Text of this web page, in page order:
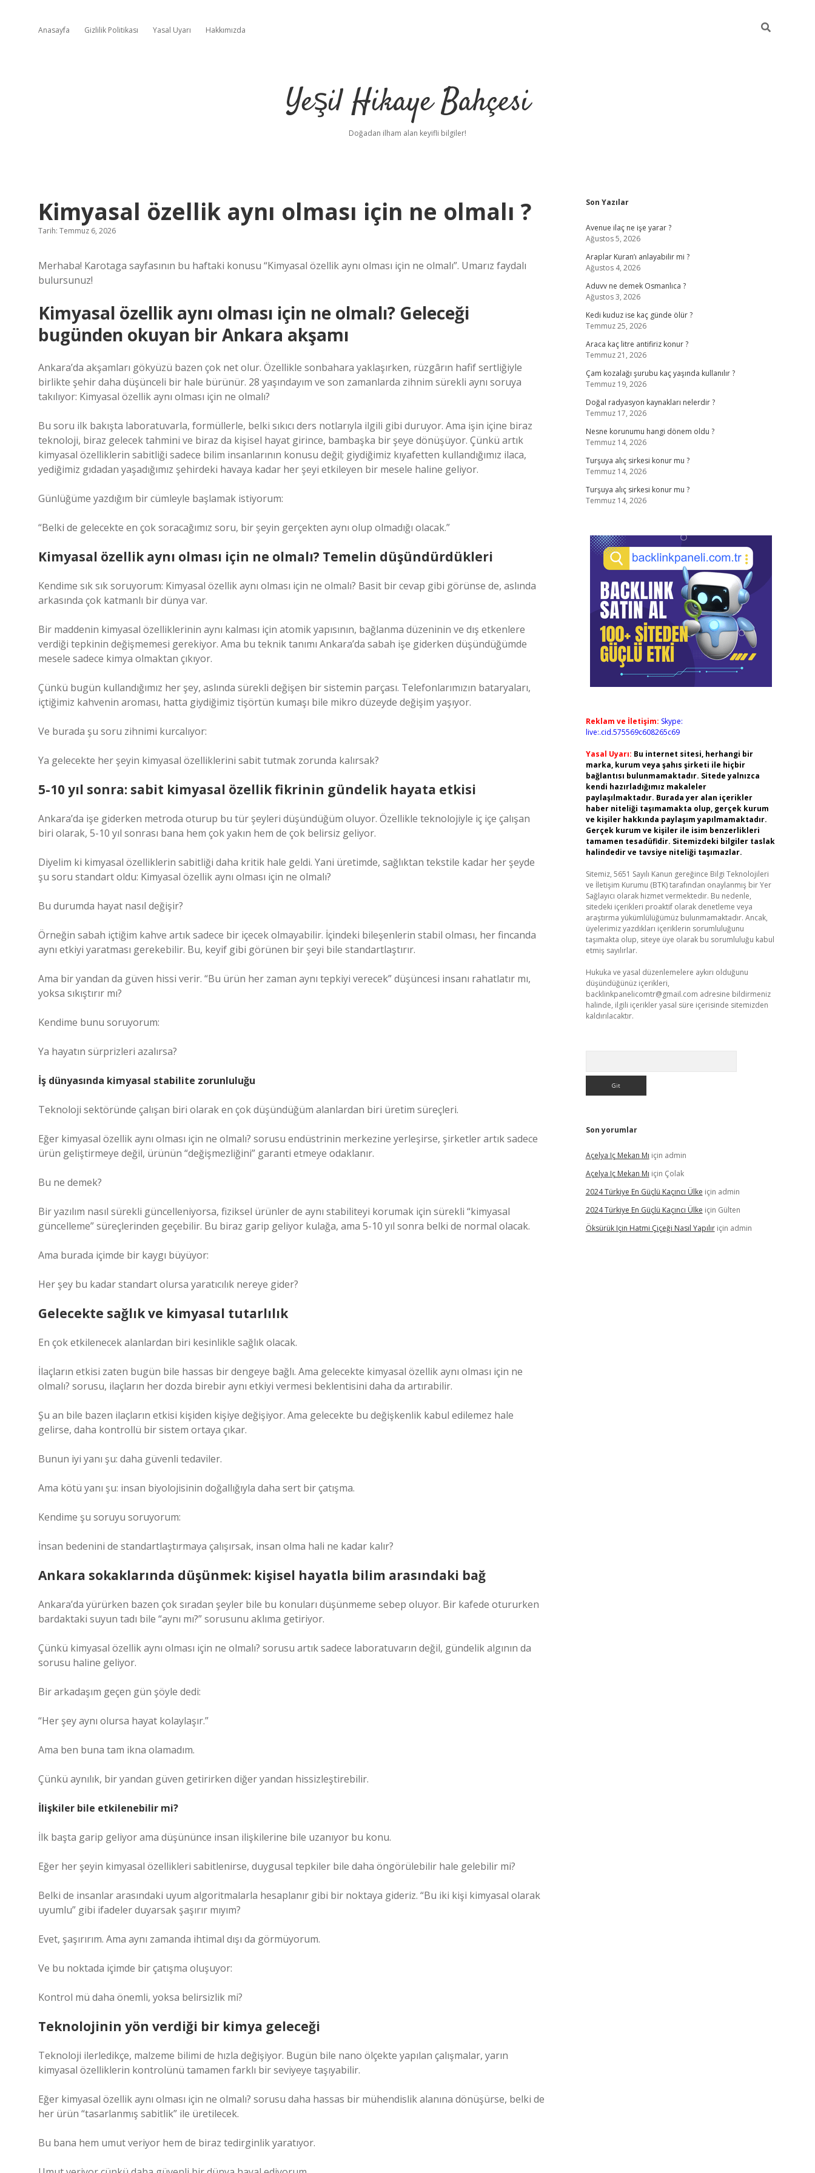
Anasayfa Gizlilik Politikası Yasal Uyarı Hakkımızda
Yeşil Hikaye Bahçesi
Doğadan ilham alan keyifli bilgiler!
Kimyasal özellik aynı olması için ne olmalı ?
Tarih: Temmuz 6, 2026
Merhaba! Karotaga sayfasının bu haftaki konusu “Kimyasal özellik aynı olması için ne olmalı”. Umarız faydalı
bulursunuz!
Kimyasal özellik aynı olması için ne olmalı? Geleceği
bugünden okuyan bir Ankara akşamı
Ankara’da akşamları gökyüzü bazen çok net olur. Özellikle sonbahara yaklaşırken, rüzgârın hafif sertliğiyle
birlikte şehir daha düşünceli bir hale bürünür. 28 yaşındayım ve son zamanlarda zihnim sürekli aynı soruya
takılıyor: Kimyasal özellik aynı olması için ne olmalı?
Bu soru ilk bakışta laboratuvarla, formüllerle, belki sıkıcı ders notlarıyla ilgili gibi duruyor. Ama işin içine biraz
teknoloji, biraz gelecek tahmini ve biraz da kişisel hayat girince, bambaşka bir şeye dönüşüyor. Çünkü artık
kimyasal özelliklerin sabitliği sadece bilim insanlarının konusu değil; giydiğimiz kıyafetten kullandığımız ilaca,
yediğimiz gıdadan yaşadığımız şehirdeki havaya kadar her şeyi etkileyen bir mesele haline geliyor.
Günlüğüme yazdığım bir cümleyle başlamak istiyorum:
“Belki de gelecekte en çok soracağımız soru, bir şeyin gerçekten aynı olup olmadığı olacak.”
Kimyasal özellik aynı olması için ne olmalı? Temelin düşündürdükleri
Kendime sık sık soruyorum: Kimyasal özellik aynı olması için ne olmalı? Basit bir cevap gibi görünse de, aslında
arkasında çok katmanlı bir dünya var.
Bir maddenin kimyasal özelliklerinin aynı kalması için atomik yapısının, bağlanma düzeninin ve dış etkenlere
verdiği tepkinin değişmemesi gerekiyor. Ama bu teknik tanımı Ankara’da sabah işe giderken düşündüğümde
mesele sadece kimya olmaktan çıkıyor.
Çünkü bugün kullandığımız her şey, aslında sürekli değişen bir sistemin parçası. Telefonlarımızın bataryaları,
içtiğimiz kahvenin aroması, hatta giydiğimiz tişörtün kumaşı bile mikro düzeyde değişim yaşıyor.
Ve burada şu soru zihnimi kurcalıyor:
Ya gelecekte her şeyin kimyasal özelliklerini sabit tutmak zorunda kalırsak?
5-10 yıl sonra: sabit kimyasal özellik fikrinin gündelik hayata etkisi
Ankara’da işe giderken metroda oturup bu tür şeyleri düşündüğüm oluyor. Özellikle teknolojiyle iç içe çalışan
biri olarak, 5-10 yıl sonrası bana hem çok yakın hem de çok belirsiz geliyor.
Diyelim ki kimyasal özelliklerin sabitliği daha kritik hale geldi. Yani üretimde, sağlıktan tekstile kadar her şeyde
şu soru standart oldu: Kimyasal özellik aynı olması için ne olmalı?
Bu durumda hayat nasıl değişir?
Örneğin sabah içtiğim kahve artık sadece bir içecek olmayabilir. İçindeki bileşenlerin stabil olması, her fincanda
aynı etkiyi yaratması gerekebilir. Bu, keyif gibi görünen bir şeyi bile standartlaştırır.
Ama bir yandan da güven hissi verir. “Bu ürün her zaman aynı tepkiyi verecek” düşüncesi insanı rahatlatır mı,
yoksa sıkıştırır mı?
Kendime bunu soruyorum:
Ya hayatın sürprizleri azalırsa?
İş dünyasında kimyasal stabilite zorunluluğu
Teknoloji sektöründe çalışan biri olarak en çok düşündüğüm alanlardan biri üretim süreçleri.
Eğer kimyasal özellik aynı olması için ne olmalı? sorusu endüstrinin merkezine yerleşirse, şirketler artık sadece
ürün geliştirmeye değil, ürünün “değişmezliğini” garanti etmeye odaklanır.
Bu ne demek?
Bir yazılım nasıl sürekli güncelleniyorsa, fiziksel ürünler de aynı stabiliteyi korumak için sürekli “kimyasal
güncelleme” süreçlerinden geçebilir. Bu biraz garip geliyor kulağa, ama 5-10 yıl sonra belki de normal olacak.
Ama burada içimde bir kaygı büyüyor:
Her şey bu kadar standart olursa yaratıcılık nereye gider?
Gelecekte sağlık ve kimyasal tutarlılık
En çok etkilenecek alanlardan biri kesinlikle sağlık olacak.
İlaçların etkisi zaten bugün bile hassas bir dengeye bağlı. Ama gelecekte kimyasal özellik aynı olması için ne
olmalı? sorusu, ilaçların her dozda birebir aynı etkiyi vermesi beklentisini daha da artırabilir.
Şu an bile bazen ilaçların etkisi kişiden kişiye değişiyor. Ama gelecekte bu değişkenlik kabul edilemez hale
gelirse, daha kontrollü bir sistem ortaya çıkar.
Bunun iyi yanı şu: daha güvenli tedaviler.
Ama kötü yanı şu: insan biyolojisinin doğallığıyla daha sert bir çatışma.
Kendime şu soruyu soruyorum:
İnsan bedenini de standartlaştırmaya çalışırsak, insan olma hali ne kadar kalır?
Ankara sokaklarında düşünmek: kişisel hayatla bilim arasındaki bağ
Ankara’da yürürken bazen çok sıradan şeyler bile bu konuları düşünmeme sebep oluyor. Bir kafede otururken
bardaktaki suyun tadı bile “aynı mı?” sorusunu aklıma getiriyor.
Çünkü kimyasal özellik aynı olması için ne olmalı? sorusu artık sadece laboratuvarın değil, gündelik algının da
sorusu haline geliyor.
Bir arkadaşım geçen gün şöyle dedi:
“Her şey aynı olursa hayat kolaylaşır.”
Ama ben buna tam ikna olamadım.
Çünkü aynılık, bir yandan güven getirirken diğer yandan hissizleştirebilir.
İlişkiler bile etkilenebilir mi?
İlk başta garip geliyor ama düşününce insan ilişkilerine bile uzanıyor bu konu.
Eğer her şeyin kimyasal özellikleri sabitlenirse, duygusal tepkiler bile daha öngörülebilir hale gelebilir mi?
Belki de insanlar arasındaki uyum algoritmalarla hesaplanır gibi bir noktaya gideriz. “Bu iki kişi kimyasal olarak
uyumlu” gibi ifadeler duyarsak şaşırır mıyım?
Evet, şaşırırım. Ama aynı zamanda ihtimal dışı da görmüyorum.
Ve bu noktada içimde bir çatışma oluşuyor:
Kontrol mü daha önemli, yoksa belirsizlik mi?
Teknolojinin yön verdiği bir kimya geleceği
Teknoloji ilerledikçe, malzeme bilimi de hızla değişiyor. Bugün bile nano ölçekte yapılan çalışmalar, yarın
kimyasal özelliklerin kontrolünü tamamen farklı bir seviyeye taşıyabilir.
Eğer kimyasal özellik aynı olması için ne olmalı? sorusu daha hassas bir mühendislik alanına dönüşürse, belki de
her ürün “tasarlanmış sabitlik” ile üretilecek.
Bu bana hem umut veriyor hem de biraz tedirginlik yaratıyor.
Sidebar
Son Yazılar
Avenue ilaç ne işe yarar ?
Ağustos 5, 2026
Araplar Kuran’ı anlayabilir mi ?
Ağustos 4, 2026
Aduvv ne demek Osmanlıca ?
Ağustos 3, 2026
Kedi kuduz ise kaç günde ölür ?
Temmuz 25, 2026
Araca kaç litre antifiriz konur ?
Temmuz 21, 2026
Çam kozalağı şurubu kaç yaşında kullanılır ?
Temmuz 19, 2026
Doğal radyasyon kaynakları nelerdir ?
Temmuz 17, 2026
Nesne korunumu hangi dönem oldu ?
Temmuz 14, 2026
Turşuya alıç sirkesi konur mu ?
Temmuz 14, 2026
Turşuya alıç sirkesi konur mu ?
Temmuz 14, 2026
Reklam ve İletişim: Skype:
live:.cid.575569c608265c69
Yasal Uyarı: Bu internet sitesi, herhangi bir
marka, kurum veya şahıs şirketi ile hiçbir
bağlantısı bulunmamaktadır. Sitede yalnızca
kendi hazırladığımız makaleler
paylaşılmaktadır. Burada yer alan içerikler
haber niteliği taşımamakta olup, gerçek kurum
ve kişiler hakkında paylaşım yapılmamaktadır.
Gerçek kurum ve kişiler ile isim benzerlikleri
tamamen tesadüfidir. Sitemizdeki bilgiler taslak
halindedir ve tavsiye niteliği taşımazlar.
Sitemiz, 5651 Sayılı Kanun gereğince Bilgi Teknolojileri
ve İletişim Kurumu (BTK) tarafından onaylanmış bir Yer
Sağlayıcı olarak hizmet vermektedir. Bu nedenle,
sitedeki içerikleri proaktif olarak denetleme veya
araştırma yükümlülüğümüz bulunmamaktadır. Ancak,
üyelerimiz yazdıkları içeriklerin sorumluluğunu
taşımakta olup, siteye üye olarak bu sorumluluğu kabul
etmiş sayılırlar.
Hukuka ve yasal düzenlemelere aykırı olduğunu
düşündüğünüz içerikleri,
backlinkpanelicomtr@gmail.com adresine bildirmeniz
halinde, ilgili içerikler yasal süre içerisinde sitemizden
kaldırılacaktır.
Son yorumlar
Açelya Iç Mekan Mı için admin
Açelya Iç Mekan Mı için Çolak
2024 Türkiye En Güçlü Kaçıncı Ülke için admin
2024 Türkiye En Güçlü Kaçıncı Ülke için Gülten
Öksürük Için Hatmi Çiçeği Nasıl Yapılıriçin admin